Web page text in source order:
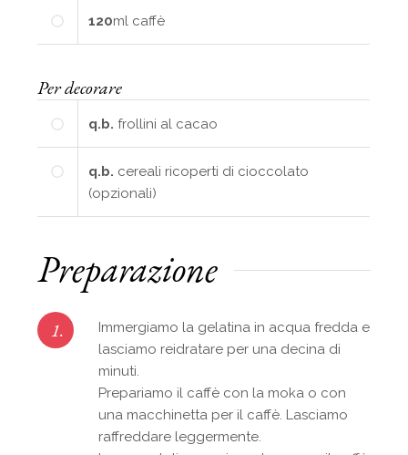
120ml caffè
Per decorare
q.b. frollini al cacao
q.b. cereali ricoperti di cioccolato
(opzionali)
Preparazione
1.
Immergiamo la gelatina in acqua fredda e
lasciamo reidratare per una decina di
minuti.
Prepariamo il caffè con la moka o con
una macchinetta per il caffè. Lasciamo
raffreddare leggermente.